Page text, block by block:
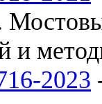
и
2023